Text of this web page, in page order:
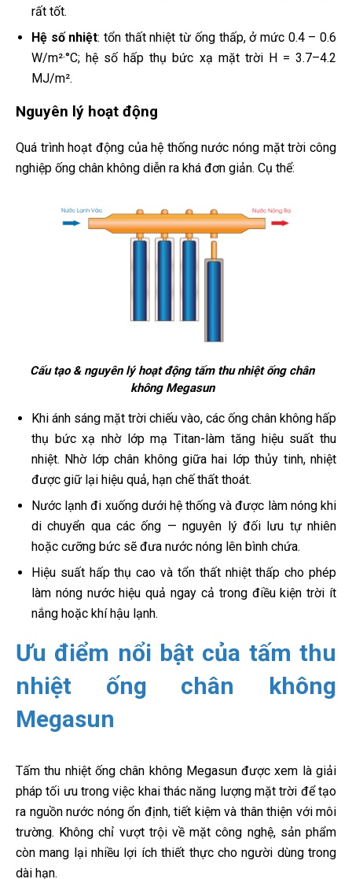
rất tốt.
Hệ số nhiệt: tổn thất nhiệt từ ống thấp, ở mức 0.4 – 0.6
W/m²·°C; hệ số hấp thụ bức xạ mặt trời H = 3.7–4.2
MJ/m².
Nguyên lý hoạt động
Quá trình hoạt động của hệ thống nước nóng mặt trời công
nghiệp ống chân không diễn ra khá đơn giản. Cụ thể:
Cấu tạo & nguyên lý hoạt động tấm thu nhiệt ống chân
không Megasun
Khi ánh sáng mặt trời chiếu vào, các ống chân không hấp
thụ bức xạ nhờ lớp mạ Titan-làm tăng hiệu suất thu
nhiệt. Nhờ lớp chân không giữa hai lớp thủy tinh, nhiệt
được giữ lại hiệu quả, hạn chế thất thoát.
Nước lạnh đi xuống dưới hệ thống và được làm nóng khi
di chuyển qua các ống — nguyên lý đối lưu tự nhiên
hoặc cưỡng bức sẽ đưa nước nóng lên bình chứa.
Hiệu suất hấp thụ cao và tổn thất nhiệt thấp cho phép
làm nóng nước hiệu quả ngay cả trong điều kiện trời ít
nắng hoặc khí hậu lạnh.
Ưu điểm nổi bật của tấm thu
nhiệt ống chân không
Megasun
Tấm thu nhiệt ống chân không Megasun được xem là giải
pháp tối ưu trong việc khai thác năng lượng mặt trời để tạo
ra nguồn nước nóng ổn định, tiết kiệm và thân thiện với môi
trường. Không chỉ vượt trội về mặt công nghệ, sản phẩm
còn mang lại nhiều lợi ích thiết thực cho người dùng trong
dài hạn.